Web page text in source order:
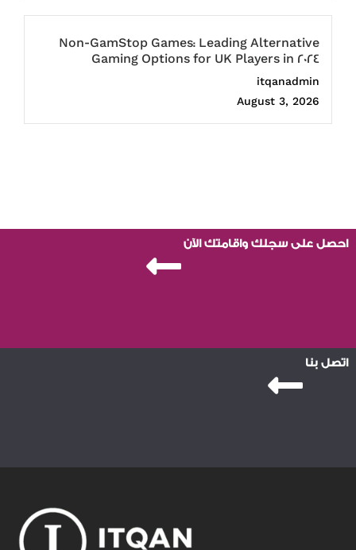
Non-GamStop Games: Leading Alternative
Gaming Options for UK Players in 2024
itqanadmin
August 3, 2026
احصل على سجلك واقامتك الآن
اتصل بنا